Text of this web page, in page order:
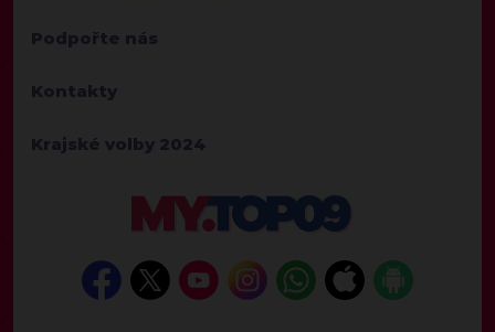
Podpořte nás
Kontakty
Krajské volby 2024